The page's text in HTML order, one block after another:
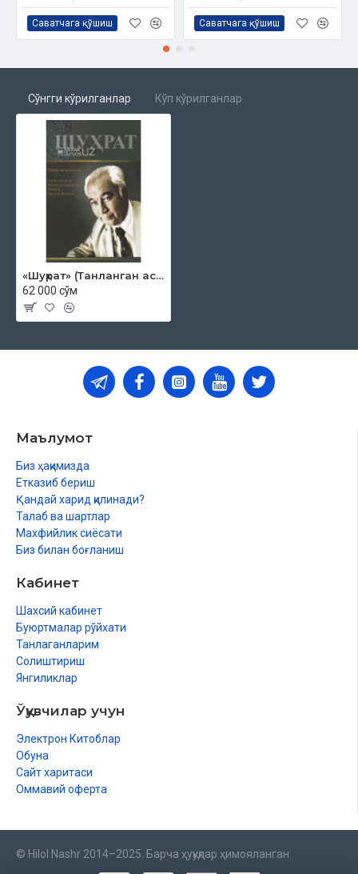
Саватчага қўшиш Саватчага қўшиш
Сўнгги кўрилганлар Кўп кўрилганлар
«Шуҳрат» (Танланган асарлар)
62 000 сўм
Маълумот
Биз ҳақимизда
Етказиб бериш
Қандай харид қилинади?
Талаб ва шартлар
Махфийлик сиёсати
Биз билан боғланиш
Кабинет
Шахсий кабинет
Буюртмалар рўйхати
Танлаганларим
Солиштириш
Янгиликлар
Ўқувчилар учун
Электрон Китоблар
Обуна
Сайт харитаси
Оммавий оферта
© Hilol Nashr 2014–2025. Барча ҳуқуқлар ҳимояланган